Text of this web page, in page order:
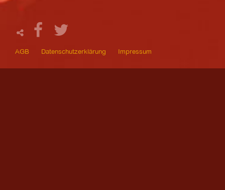
AGB Datenschutzerklärung Impressum